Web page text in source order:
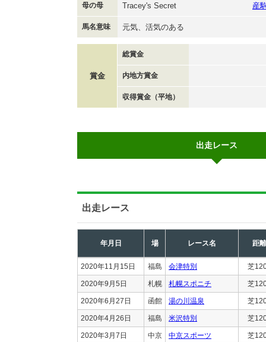
母の母 Tracey's Secret 産
馬名意味 元気、活気のある
賞金
総賞金
内地方賞金
収得賞金（平地）
出走レース
出走レース
年月日 場 レース名 距離
2020年11月15日 福島 会津特別 芝
2020年9月5日 札幌 札幌スポニチ 芝
2020年6月27日 函館 湯の川温泉 芝
2020年4月26日 福島 米沢特別 芝
2020年3月7日 中京 中京スポーツ 芝